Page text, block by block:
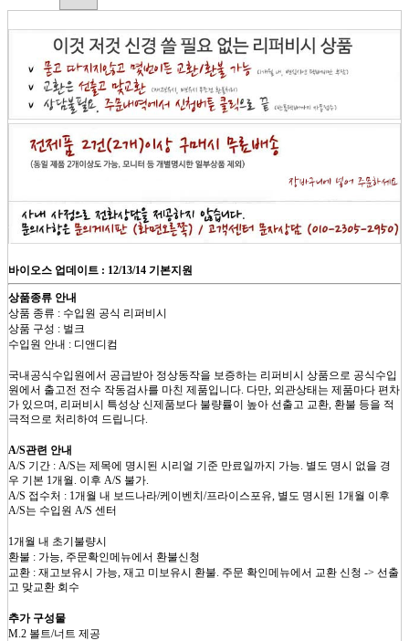
바이오스 업데이트 : 12/13/14 기본지원
상품종류 안내
상품 종류 : 수입원 공식 리퍼비시
상품 구성 : 벌크
수입원 안내 : 디앤디컴
국내공식수입원에서 공급받아 정상동작을 보증하는 리퍼비시 상품으로 공식수입
원에서 출고전 전수 작동검사를 마친 제품입니다. 다만, 외관상태는 제품마다 편차
가 있으며, 리퍼비시 특성상 신제품보다 불량률이 높아 선출고 교환, 환불 등을 적
극적으로 처리하여 드립니다.
A/S관련 안내
A/S 기간 : A/S는 제목에 명시된 시리얼 기준 만료일까지 가능. 별도 명시 없을 경
우 기본 1개월. 이후 A/S 불가.
A/S 접수처 : 1개월 내 보드나라/케이벤치/프라이스포유, 별도 명시된 1개월 이후
A/S는 수입원 A/S 센터
1개월 내 초기불량시
환불 : 가능, 주문확인메뉴에서 환불신청
교환 : 재고보유시 가능, 재고 미보유시 환불. 주문 확인메뉴에서 교환 신청 -> 선출
고 맞교환 회수
추가 구성물
M.2 볼트/너트 제공